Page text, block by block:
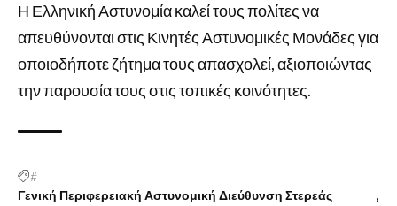
Η Ελληνική Αστυνομία καλεί τους πολίτες να
απευθύνονται στις Κινητές Αστυνομικές Μονάδες για
οποιοδήποτε ζήτημα τους απασχολεί, αξιοποιώντας
την παρουσία τους στις τοπικές κοινότητες.
#
Γενική Περιφερειακή Αστυνομική Διεύθυνση Στερεάς